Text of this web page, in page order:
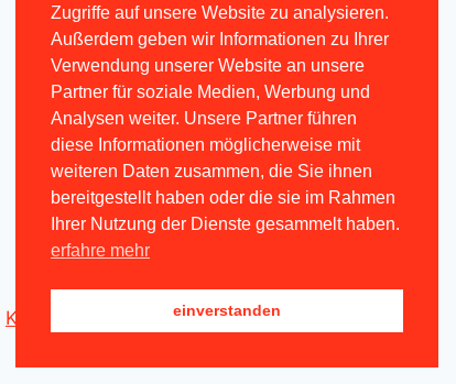
Kadence WP
Zugriffe auf unsere Website zu analysieren.
Außerdem geben wir Informationen zu Ihrer
Verwendung unserer Website an unsere
Partner für soziale Medien, Werbung und
Analysen weiter. Unsere Partner führen
diese Informationen möglicherweise mit
weiteren Daten zusammen, die Sie ihnen
bereitgestellt haben oder die sie im Rahmen
Ihrer Nutzung der Dienste gesammelt haben.
erfahre mehr
einverstanden